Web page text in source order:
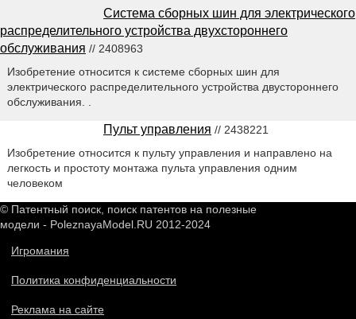
Система сборных шин для электрического
распределительного устройства двухстороннего
обслуживания // 2408963
Изобретение относится к системе сборных шин для
электрического распределительного устройства двустороннего
обслуживания. .
Пульт управления // 2438221
Изобретение относится к пульту управления и направлено на
легкость и простоту монтажа пульта управления одним
человеком
© Патентный поиск, поиск патентов на полезные
модели - PoleznayaModel.RU 2012-2024
Игромания
Политика конфиденциальности
Реклама на сайте